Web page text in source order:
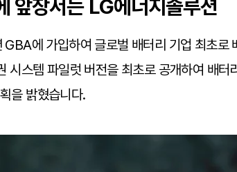
앞장서는 LG에너지솔루션
에 가입하여 글로벌 배터리 기업 최초로
시스템 파일럿 버전을 최초로 공개하여
을 밝혔습니다.